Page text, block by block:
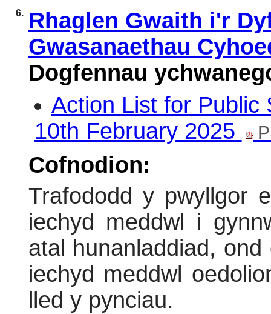
6.
Rhaglen Gwaith i'r
Gwasanaethau
Dogfennau
Action List for Public
10th February 2025
Cofnodion:
Trafododd y pwyllgor
iechyd meddwl i
atal hunanladdiad,
iechyd meddwl
lled y pynciau.